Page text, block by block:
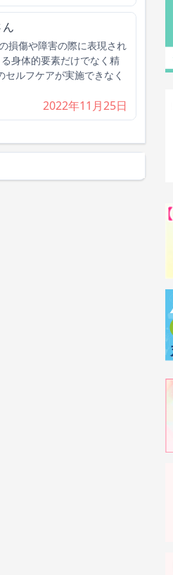
損傷や障害の際に表現され
身体的要素だけでなく精
ルフケアが実施できなく
2022年11月25日